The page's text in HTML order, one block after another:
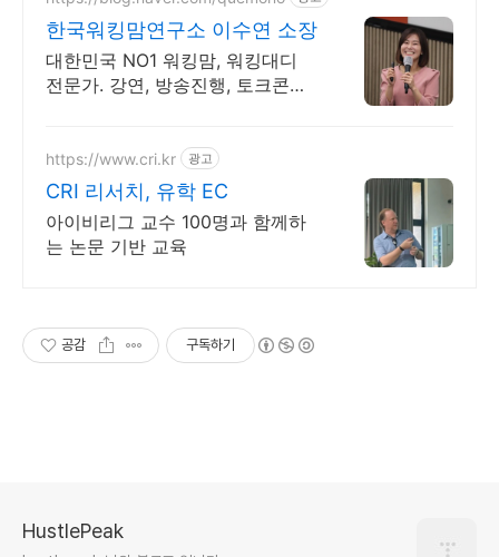
한국워킹맘연구소 이수연 소장
대한민국 NO1 워킹맘, 워킹대디
전문가. 강연, 방송진행, 토크콘서
https://www.cri.kr 광고
CRI 리서치, 유학 EC
아이비리그 교수 100명과 함께하
는 논문 기반 교육
공감 구독하기
HustlePeak